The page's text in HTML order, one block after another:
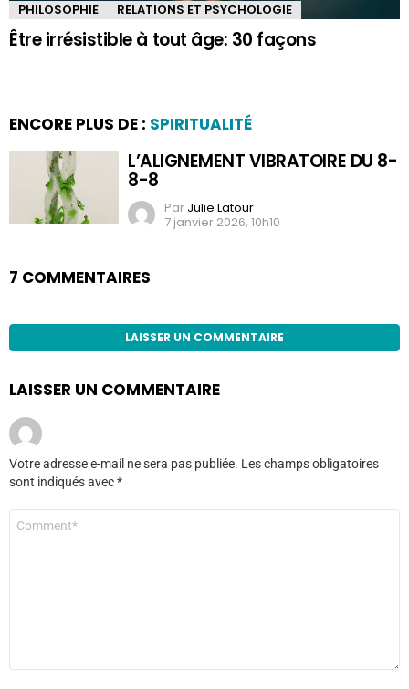
PHILOSOPHIE RELATIONS ET PSYCHOLOGIE
Être irrésistible à tout âge: 30 façons
ENCORE PLUS DE : SPIRITUALITÉ
L’ALIGNEMENT VIBRATOIRE DU 8-
8-8
Par Julie Latour
7 janvier 2026, 10h10
7 COMMENTAIRES
LAISSER UN COMMENTAIRE
LAISSER UN COMMENTAIRE
Votre adresse e-mail ne sera pas publiée. Les champs obligatoires
sont indiqués avec*
Commentaire